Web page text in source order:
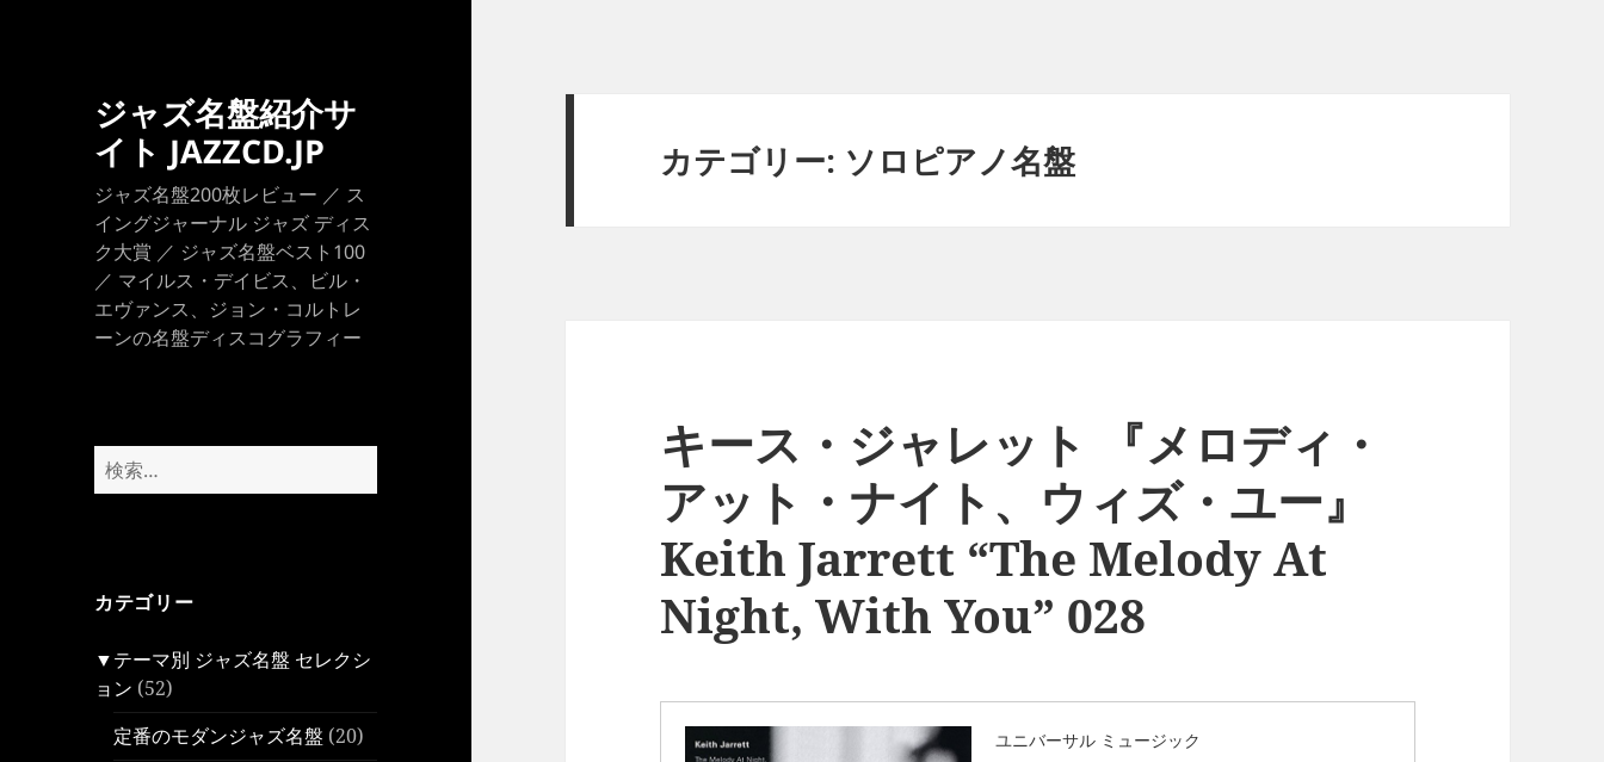
ジャズ名盤紹介サ
イト JAZZCD.JP
ジャズ名盤200枚レビュー ／ ス
イングジャーナル ジャズ ディス
ク大賞 ／ ジャズ名盤ベスト100
／ マイルス・デイビス、ビル・
エヴァンス、ジョン・コルトレ
ーンの名盤ディスコグラフィー
検
索:
カテゴリー
▼テーマ別 ジャズ名盤 セレクシ
ョン (52)
定番のモダンジャズ名盤 (20)
カテゴリー: ソロピアノ名盤
キース・ジャレット 『メロディ・
アット・ナイト、ウィズ・ユー』
Keith Jarrett “The Melody At
Night, With You” 028
ユニバーサル ミュージック